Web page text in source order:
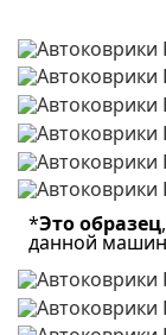
*Это образец
данной